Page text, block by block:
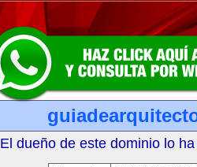
El dueño de este dominio lo